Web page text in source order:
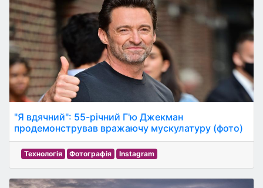
"Я вдячний": 55-річний Г'ю Джекман
продемонстрував вражаючу мускулатуру (фото)
Технологія Фотографія Instagram